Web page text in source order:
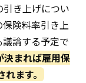
き上げについ
険料率引き上
論する予定で
まれば雇用保
ます。